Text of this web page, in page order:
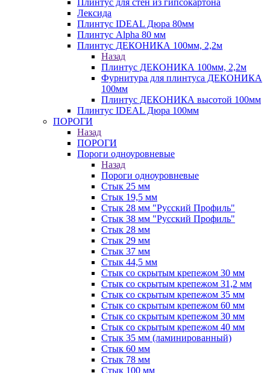
Плинтус для стен из гипсокартона
Лексида
Плинтус IDEAL Дюра 80мм
Плинтус Alpha 80 мм
Плинтус ДЕКОНИКА 100мм, 2,2м
Назад
Плинтус ДЕКОНИКА 100мм, 2,2м
Фурнитура для плинтуса ДЕКОНИКА
100мм
Плинтус ДЕКОНИКА высотой 100мм
Плинтус IDEAL Дюра 100мм
ПОРОГИ
Назад
ПОРОГИ
Пороги одноуровневые
Назад
Пороги одноуровневые
Стык 25 мм
Стык 19,5 мм
Стык 28 мм "Русский Профиль"
Стык 38 мм "Русский Профиль"
Стык 28 мм
Стык 29 мм
Стык 37 мм
Стык 44,5 мм
Стык со скрытым крепежом 30 мм
Стык со скрытым крепежом 31,2 мм
Стык со скрытым крепежом 35 мм
Стык со скрытым крепежом 60 мм
Стык со скрытым крепежом 30 мм
Стык со скрытым крепежом 40 мм
Стык 35 мм (ламинированный)
Стык 60 мм
Стык 78 мм
Стык 100 мм